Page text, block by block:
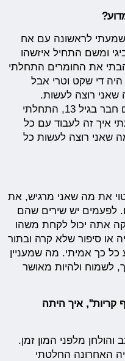
ו', כששמעתי לראשונה עם אח
ומשם התחיל איזשהו
את החומרים התחלתי
היה די שקט וטרי אבל
רוצה לעשות.
הקלטתי את השיר הראשון שלי עם חבר בגיל 13, התחלתי
איך זה לעבוד עם כל
שאני רוצה לעשות כל
את מה שאני מרגיש, את
לפעמים יש שירים שהם
אתה יכול לקחת משהו
או סיפור שלא קרה ובתור
כך אמיתי. מה שמעניין
לשמוח ולהיות מאושר
קריות", איך היתה
מלפני המון זמן.
האחרונה החלטתי